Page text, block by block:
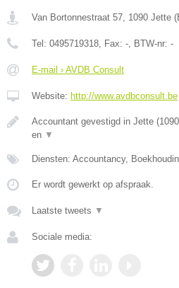
Van Bortonnestraat 57 1090 Jette (
Tel: 0495719318 , Fax: - , BTW-nr: -
E-mail › AVDB Consult
Website: http://www.avdbconsult.be
Accountant gevestigd in Jette
en ▼
Diensten: Accountancy,
Er wordt gewerkt op afspraak.
Laatste tweets ▼
Sociale media: